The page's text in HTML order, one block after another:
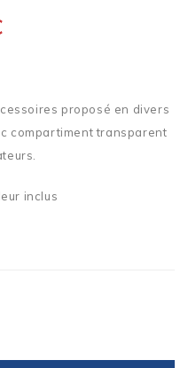
proposé en divers
compartiment transparent
inclus